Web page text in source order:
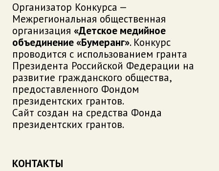
Организатор Конкурса —
Межрегиональная общественная
организация «Детское медийное
объединение «Бумеранг». Конкурс
проводится с использованием гранта
Президента Российской Федерации на
развитие гражданского общества,
предоставленного Фондом
президентских грантов.
Сайт создан на средства Фонда
президентских грантов.
КОНТАКТЫ